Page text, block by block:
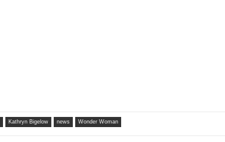
Kathryn Bigelow news Wonder Woman